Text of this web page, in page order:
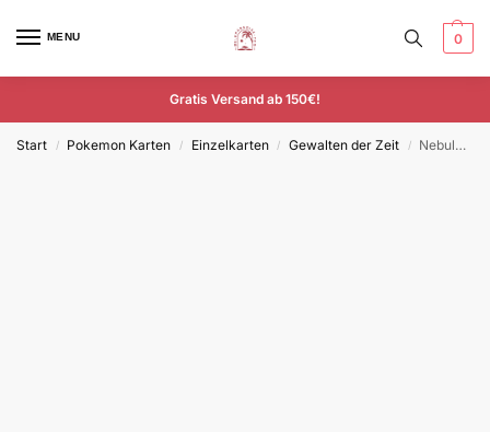
MENU 0
Gratis Versand ab 150€!
Start / Pokemon Karten / Einzelkarten / Gewalten der Zeit / Nebulak – TEF 177/162 – Deutsch – Illustration Rare